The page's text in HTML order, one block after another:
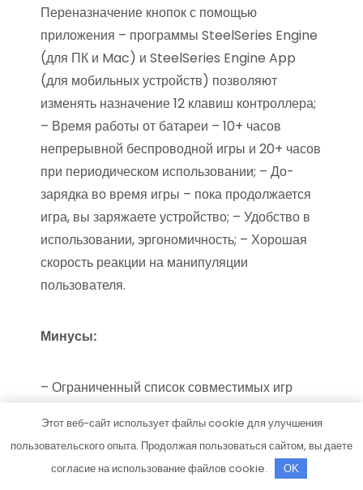
Переназначение кнопок с помощью
приложения – программы SteelSeries Engine
(для ПК и Mac) и SteelSeries Engine App
(для мобильных устройств) позволяют
изменять назначение 12 клавиш контроллера;
– Время работы от батареи – 10+ часов
непрерывной беспроводной игры и 20+ часов
при периодическом использовании; – До-
зарядка во время игры – пока продолжается
игра, вы заряжаете устройство; – Удобство в
использовании, эргономичность; – Хорошая
скорость реакции на манипуляции
пользователя.
Минусы:
– Ограниченный список совместимых игр
какой-то степени непримечательный дизайн,
о который, если честно, становиться чем-то
не столь важным, после того как испытаешь
Этот веб-сайт использует файлы cookie для улучшения
пользовательского опыта. Продолжая пользоваться сайтом, вы даете
согласие на использование файлов cookie.
OK